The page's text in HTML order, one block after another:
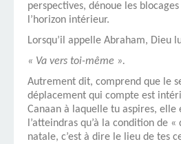
perspectives, dénoue les
l’horizon intérieur.
Lorsqu’il appelle Abraham, Dieu
« Va vers toi-même ».
Autrement dit, comprend que le
déplacement qui compte est
Canaan à laquelle tu aspires, elle
l’atteindras qu’à la condition de
natale, c’est à dire le lieu de tes